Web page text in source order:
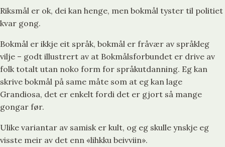
Riksmål er ok, dei kan henge, men bokmål tyster til politiet
kvar gong.
Bokmål er ikkje eit språk, bokmål er fråvær av språkleg
vilje – godt illustrert av at Bokmålsforbundet er drive av
folk totalt utan noko form for språkutdanning. Eg kan
skrive bokmål på same måte som at eg kan lage
Grandiosa, det er enkelt fordi det er gjort så mange
gongar før.
Ulike variantar av samisk er kult, og eg skulle ynskje eg
visste meir av det enn «lihkku beivviin».